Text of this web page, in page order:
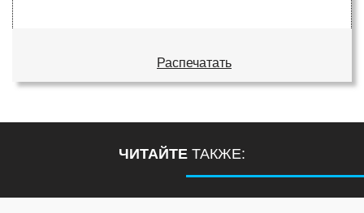
Распечатать
ЧИТАЙТЕ ТАКЖЕ: